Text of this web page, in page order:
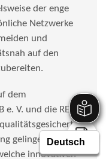
der enge
Netzwerke
und
auf den
dem
e. V. und die RE-
gelingender
innovativen